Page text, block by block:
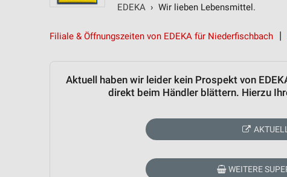
EDEKA › Wir lieben Lebensmittel.
Filiale & Öffnungszeiten von EDEKA für Niederfischbach
Aktuell haben wir leider kein Prospekt von
direkt beim Händler blättern. Hierzu
WEITERE